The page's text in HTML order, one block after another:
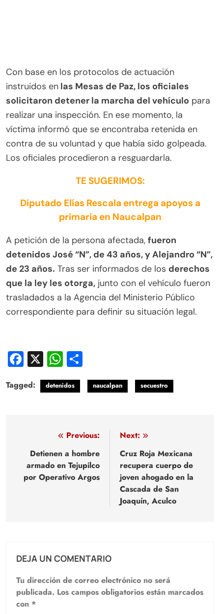
Con base en los protocolos de actuación
instruidos en las Mesas de Paz, los oficiales
solicitaron detener la marcha del vehículo para
realizar una inspección. En ese momento, la
víctima informó que se encontraba retenida en
contra de su voluntad y que había sido golpeada.
Los oficiales procedieron a resguardarla.
TE SUGERIMOS:
Diputado Elías Rescala entrega apoyos a
primaria en Naucalpan
A petición de la persona afectada, fueron
detenidos José “N”, de 43 años, y Alejandro “N”,
de 23 años. Tras ser informados de los derechos
que la ley les otorga, junto con el vehículo fueron
trasladados a la Agencia del Ministerio Público
correspondiente para definir su situación legal.
Facebook
X WhatsApp
Tagged: detenidos naucalpan secuestro
Navegación
entradas
Previous:
Detienen a hombre
armado en Tejupilco
por Operativo Argos
Next:
Cruz Roja Mexicana
recupera cuerpo de
joven ahogado en la
Cascada de San
Joaquín, Aculco
DEJA UN COMENTARIO
Tu dirección de correo electrónico no será
publicada. Los campos obligatorios están marcados
con *